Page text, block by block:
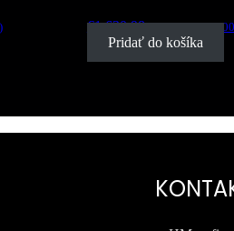
€1,630.98 s DPH (€1,326.00
Pridať do košíka